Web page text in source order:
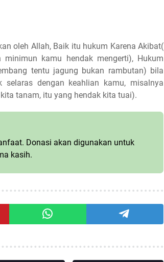
oleh Allah, Baik itu hukum Karena Akibat(
kamu hendak mengerti), Hukum
tentu jagung bukan rambutan) bila
dengan keahlian kamu, misalnya
tanam, itu yang hendak kita tuai).
Donasi akan digunakan untuk
kasih.